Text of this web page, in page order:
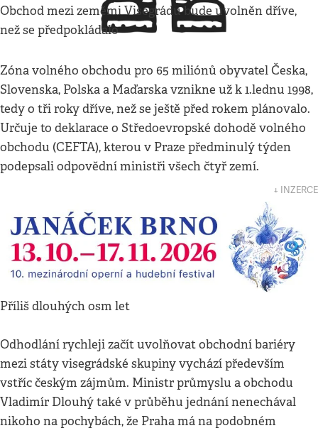
Obchod mezi zeměmi Visegrádu bude uvolněn dříve,
než se předpokládalo
Zóna volného obchodu pro 65 miliónů obyvatel Česka,
Slovenska, Polska a Maďarska vznikne už k 1.lednu 1998,
tedy o tři roky dříve, než se ještě před rokem plánovalo.
Určuje to deklarace o Středoevropské dohodě volného
obchodu (CEFTA), kterou v Praze předminulý týden
podepsali odpovědní ministři všech čtyř zemí.
↓ INZERCE
Příliš dlouhých osm let
Odhodlání rychleji začít uvolňovat obchodní bariéry
mezi státy visegrádské skupiny vychází především
vstříc českým zájmům. Ministr průmyslu a obchodu
Vladimír Dlouhý také v průběhu jednání nenechával
nikoho na pochybách, že Praha má na podobném